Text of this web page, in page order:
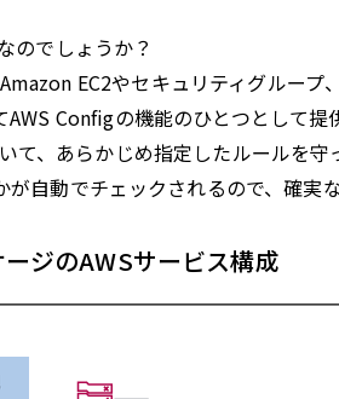
のでしょうか？
EC2やセキュリティグループ
Configの機能のひとつとして提
て、あらかじめ指定したルールを
自動でチェックされるので、確実
ジのAWSサービス構成